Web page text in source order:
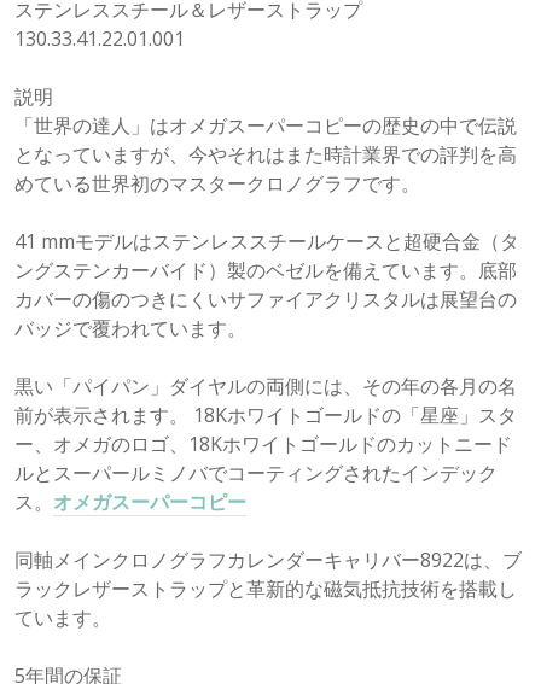
ステンレススチール＆レザーストラップ
130.33.41.22.01.001
説明
「世界の達人」はオメガスーパーコピーの歴史の中で伝説
となっていますが、今やそれはまた時計業界での評判を高
めている世界初のマスタークロノグラフです。
41 mmモデルはステンレススチールケースと超硬合金（タ
ングステンカーバイド）製のベゼルを備えています。底部
カバーの傷のつきにくいサファイアクリスタルは展望台の
バッジで覆われています。
黒い「パイパン」ダイヤルの両側には、その年の各月の名
前が表示されます。 18Kホワイトゴールドの「星座」スタ
ー、オメガのロゴ、18Kホワイトゴールドのカットニード
ルとスーパールミノバでコーティングされたインデック
ス。 オメガスーパーコピー
同軸メインクロノグラフカレンダーキャリバー8922は、ブ
ラックレザーストラップと革新的な磁気抵抗技術を搭載し
ています。
5年間の保証